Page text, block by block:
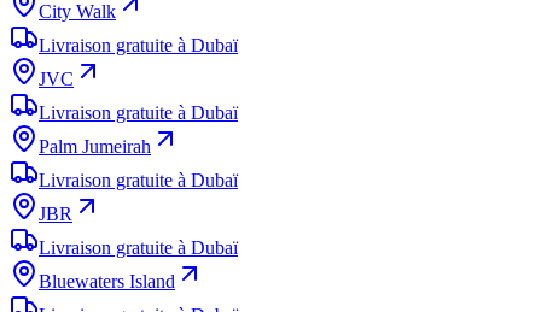
City Walk
Livraison gratuite à Dubaï
JVC
Livraison gratuite à Dubaï
Palm Jumeirah
Livraison gratuite à Dubaï
JBR
Livraison gratuite à Dubaï
Bluewaters Island